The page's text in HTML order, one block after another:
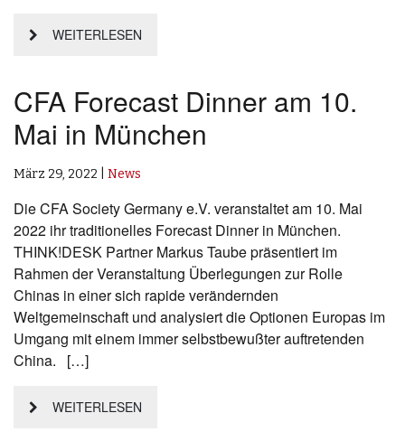
WEITERLESEN
CFA Forecast Dinner am 10.
Mai in München
März 29, 2022 News
Die CFA Society Germany e.V. veranstaltet am 10. Mai
2022 ihr traditionelles Forecast Dinner in München.
THINK!DESK Partner Markus Taube präsentiert im
Rahmen der Veranstaltung Überlegungen zur Rolle
Chinas in einer sich rapide verändernden
Weltgemeinschaft und analysiert die Optionen Europas im
Umgang mit einem immer selbstbewußter auftretenden
China. […]
WEITERLESEN